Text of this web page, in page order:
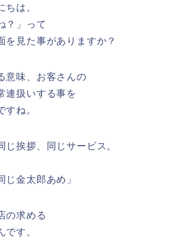
ちは。
？」って
を見た事がありますか？
意味、お客さんの
連扱いする事を
すね。
じ挨拶、同じサービス。
じ金太郎あめ」
の求める
です。